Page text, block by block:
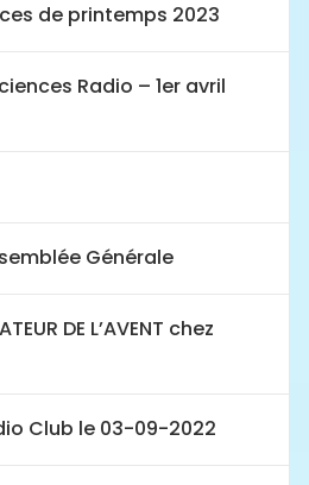
de printemps 2023
Radio – 1er avril
Générale
DE L’AVENT chez
Club le 03-09-2022